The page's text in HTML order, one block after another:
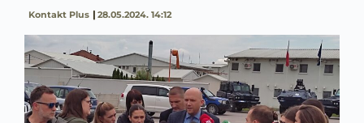
Kontakt Plus 28.05.2024. 14:12